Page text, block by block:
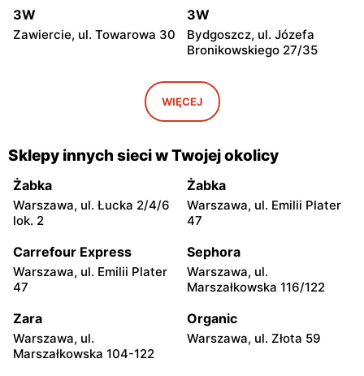
3W
Zawiercie, ul. Towarowa 30
3W
Bydgoszcz, ul. Józefa
Bronikowskiego 27/35
Gniezno, ul. Gdańska 109
3W
Gronowo Górne, ul.
Berylowa 6
3W
Tarnów, ul. Giełdowa 26
3W
Czeladź, ul. Handlowa 9
3W
Kraków, ul. Biskupińska 4a
3W
Rzeszów, ul. 9 Dywizji
3W
Ruda Śląska, ul. Pionierów
3W
Opole, ul. Budowlanych
3W
Poznań, ul. Bałtycka 7
3W
WIĘCEJ
Sklepy innych sieci w Twojej okolicy
Żabka
Warszawa, ul. Łucka 2/4/6
lok. 2
Żabka
Warszawa, ul. Emilii Plater
47
Carrefour Express
Warszawa, ul. Emilii Plater
47
Sephora
Warszawa, ul.
Marszałkowska 116/122
Zara
Warszawa, ul.
Marszałkowska 104-122
Organic
Warszawa, ul. Złota 59